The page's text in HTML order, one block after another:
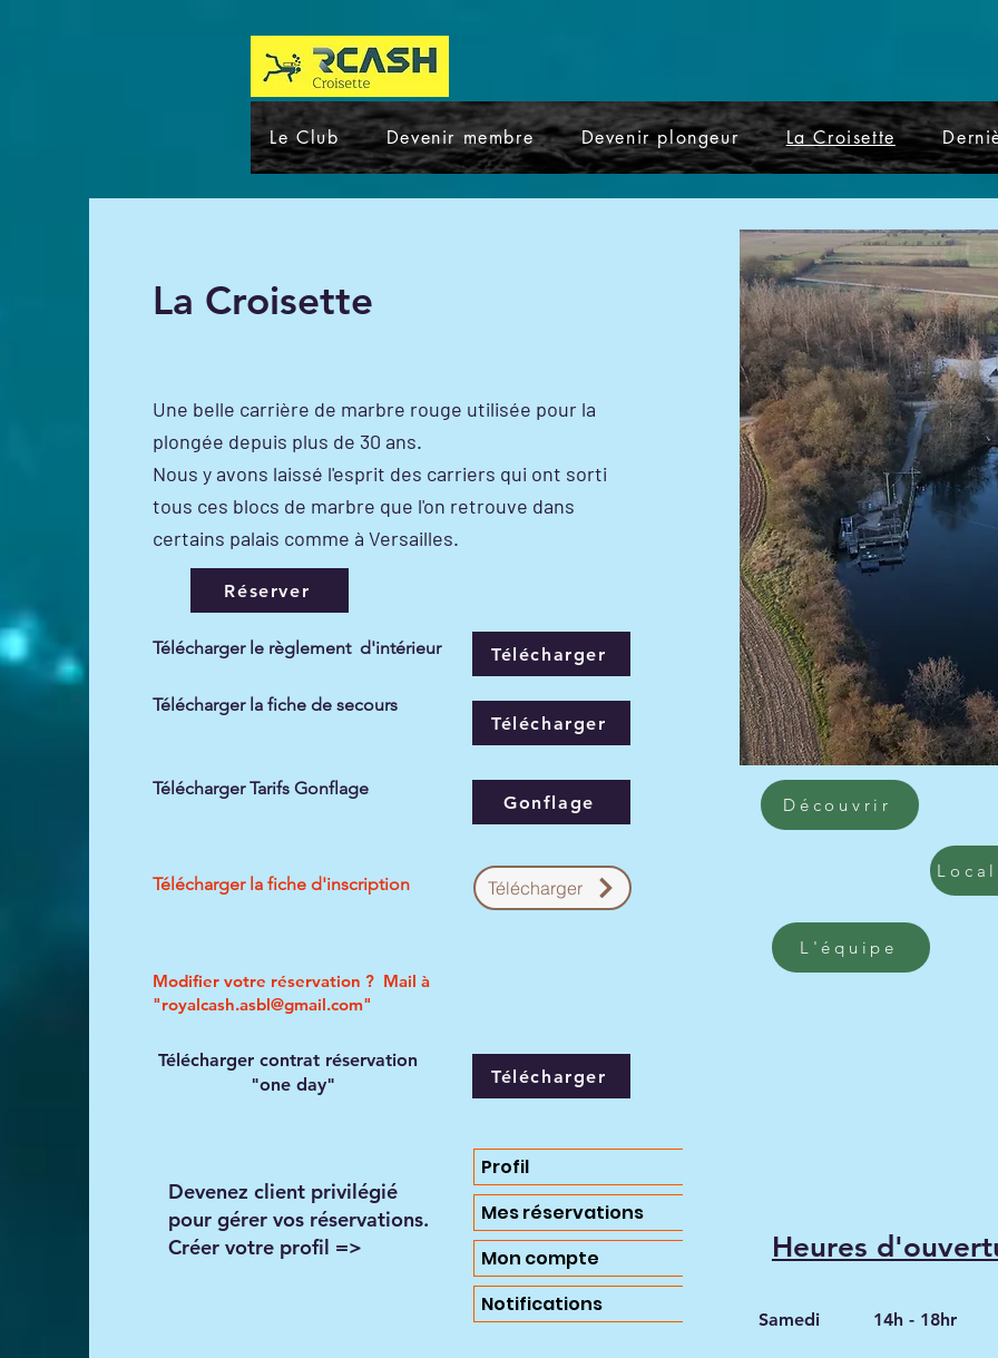
Le Club Devenir membre Devenir plongeur La Croisette
La Croisette
Une belle carrière de marbre rouge utilisée pour la
plongée depuis plus de 30 ans.
Nous y avons laissé l'esprit des carriers qui ont sorti
tous ces blocs de marbre que l'on retrouve dans
certains palais comme à Versailles.
Réserver
Télécharger le règlement d'intérieur
Télécharger la fiche de secours
Télécharger
Télécharger
Télécharger Tarifs Gonflage
Gonflage
Télécharger la fiche d'inscription Télécharger
Modifier votre réservation ? Mail à
"royalcash.asbl@gmail.com"
Télécharger contrat réservation
"one day"
Télécharger
Devenez client privilégié
pour gérer vos réservations.
Créer votre profil =>
Profil
Mes réservations
Mon compte
Notifications
Découvrir
L'équipe
Heures
Samedi 14h - 18hr